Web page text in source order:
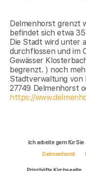
Delmenhorst grenzt
befindet sich etwa
Die Stadt wird unter
durchflossen und im
Gewässer
begrenzt. ) noch
Stadtverwaltung von
27749 Delmenhorst
https://
Ich arbeite gern für Sie
Delmenhorst